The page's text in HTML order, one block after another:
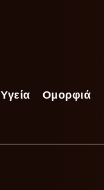
Υγεία Ομορφιά